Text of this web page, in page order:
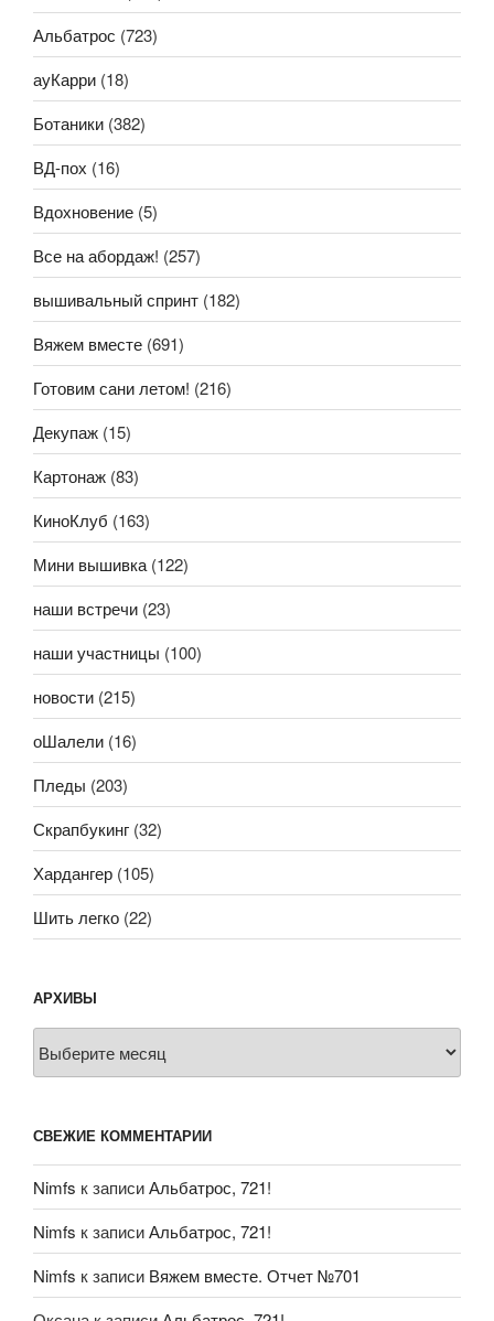
Альбатрос (723)
ауКарри (18)
Ботаники (382)
ВД-пох (16)
Вдохновение (5)
Все на абордаж! (257)
вышивальный спринт (182)
Вяжем вместе (691)
Готовим сани летом! (216)
Декупаж (15)
Картонаж (83)
КиноКлуб (163)
Мини вышивка (122)
наши встречи (23)
наши участницы (100)
новости (215)
оШалели (16)
Пледы (203)
Скрапбукинг (32)
Хардангер (105)
Шить легко (22)
АРХИВЫ
СВЕЖИЕ КОММЕНТАРИИ
Nimfs к записиАльбатрос, 721!
Nimfs к записиАльбатрос, 721!
Nimfs к записи Вяжем вместе. Отчет №701